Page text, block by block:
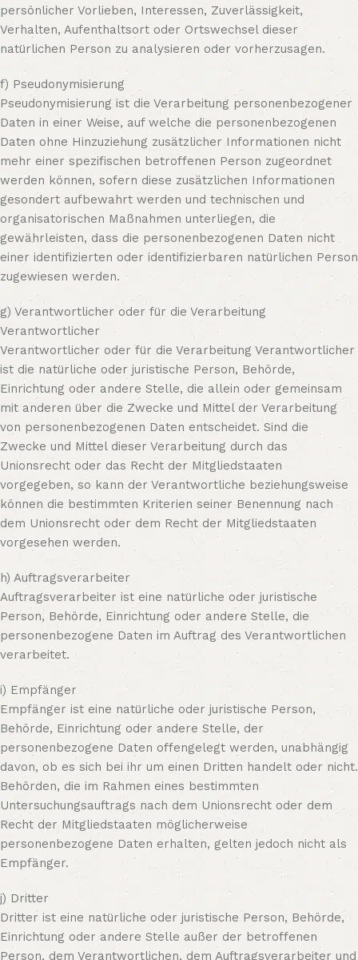
persönlicher Vorlieben, Interessen, Zuverlässigkeit,
Verhalten, Aufenthaltsort oder Ortswechsel dieser
natürlichen Person zu analysieren oder vorherzusagen.
f) Pseudonymisierung
Pseudonymisierung ist die Verarbeitung personenbezogener
Daten in einer Weise, auf welche die personenbezogenen
Daten ohne Hinzuziehung zusätzlicher Informationen nicht
mehr einer spezifischen betroffenen Person zugeordnet
werden können, sofern diese zusätzlichen Informationen
gesondert aufbewahrt werden und technischen und
organisatorischen Maßnahmen unterliegen, die
gewährleisten, dass die personenbezogenen Daten nicht
einer identifizierten oder identifizierbaren natürlichen Person
zugewiesen werden.
g) Verantwortlicher oder für die Verarbeitung
Verantwortlicher
Verantwortlicher oder für die Verarbeitung Verantwortlicher
ist die natürliche oder juristische Person, Behörde,
Einrichtung oder andere Stelle, die allein oder gemeinsam
mit anderen über die Zwecke und Mittel der Verarbeitung
von personenbezogenen Daten entscheidet. Sind die
Zwecke und Mittel dieser Verarbeitung durch das
Unionsrecht oder das Recht der Mitgliedstaaten
vorgegeben, so kann der Verantwortliche beziehungsweise
können die bestimmten Kriterien seiner Benennung nach
dem Unionsrecht oder dem Recht der Mitgliedstaaten
vorgesehen werden.
h) Auftragsverarbeiter
Auftragsverarbeiter ist eine natürliche oder juristische
Person, Behörde, Einrichtung oder andere Stelle, die
personenbezogene Daten im Auftrag des Verantwortlichen
verarbeitet.
i) Empfänger
Empfänger ist eine natürliche oder juristische Person,
Behörde, Einrichtung oder andere Stelle, der
personenbezogene Daten offengelegt werden, unabhängig
davon, ob es sich bei ihr um einen Dritten handelt oder nicht.
Behörden, die im Rahmen eines bestimmten
Untersuchungsauftrags nach dem Unionsrecht oder dem
Recht der Mitgliedstaaten möglicherweise
personenbezogene Daten erhalten, gelten jedoch nicht als
Empfänger.
j) Dritter
Dritter ist eine natürliche oder juristische Person, Behörde,
Einrichtung oder andere Stelle außer der betroffenen
Person, dem Verantwortlichen, dem Auftragsverarbeiter und